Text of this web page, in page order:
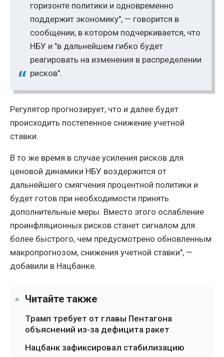
горизонте политики и одновременно
поддержит экономику", — говорится в
сообщении, в котором подчеркивается, что
НБУ и "в дальнейшем гибко будет
реагировать на изменения в распределении
рисков".
Регулятор прогнозирует, что и далее будет
происходить постепенное снижение учетной
ставки.
В то же время в случае усиления рисков для
ценовой динамики НБУ воздержится от
дальнейшего смягчения процентной политики и
будет готов при необходимости принять
дополнительные меры. Вместо этого ослабление
проинфляционных рисков станет сигналом для
более быстрого, чем предусмотрено обновленным
макропрогнозом, снижения учетной ставки", —
добавили в Нацбанке.
Читайте также
Трамп требует от главы Пентагона
объяснений из-за дефицита ракет
Нацбанк зафиксировал стабилизацию